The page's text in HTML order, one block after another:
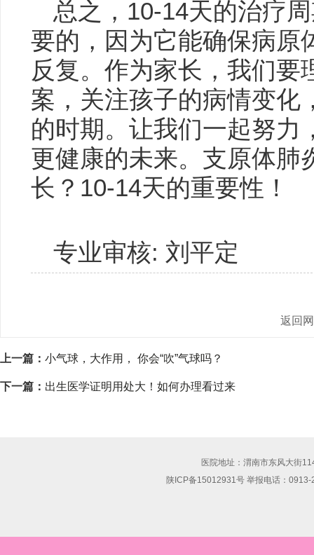
总之，10-14天的治疗
要的，因为它能确保病原
反复。作为家长，我们要
案，关注孩子的病情变化
的时期。让我们一起努力
更健康的未来。支原体肺
长？10-14天的重要性！
专业审核: 刘平定
返回
上一篇： 小气球，大作用， 你会“吹”气球吗？
下一篇： 出生医学证明用处大！如何办理看过来
医院地址：渭南市东风大街
陕ICP备15012931号 举报电话：